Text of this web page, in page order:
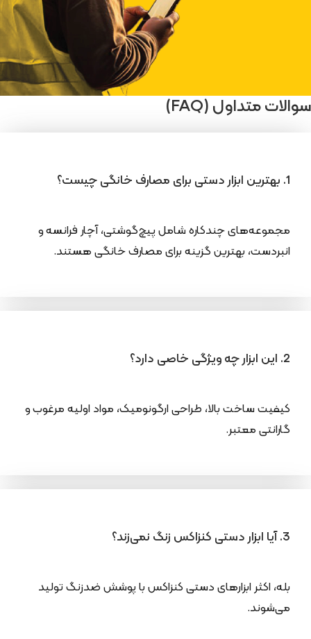
سوالات متداول (FAQ)
1. بهترین ابزار دستی برای مصارف خانگی چیست؟
مجموعه‌های چندکاره شامل پیچ‌گوشتی، آچار فرانسه و
انبردست، بهترین گزینه برای مصارف خانگی هستند.
2. این ابزار چه ویژگی خاصی دارد؟
کیفیت ساخت بالا، طراحی ارگونومیک، مواد اولیه مرغوب و
گارانتی معتبر.
3. آیا ابزار دستی کنزاکس زنگ نمی‌زند؟
بله، اکثر ابزارهای دستی کنزاکس با پوشش ضدزنگ تولید
می‌شوند.